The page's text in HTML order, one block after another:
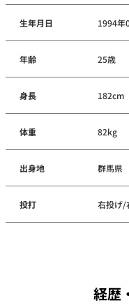
生年月日 1994年
年齢 25歳
身長 182cm
体重 82kg
出身地 群馬県
投打 右投げ/
経歴